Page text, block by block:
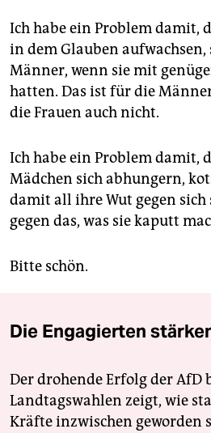
Ich habe ein Problem damit,
in dem Glauben
Männer, wenn sie mit
hatten. Das ist für die
die Frauen auch nicht.
Ich habe ein Problem damit,
Mädchen sich abhungern,
damit all ihre Wut gegen
gegen das, was sie kaputt
Bitte schön.
Die Engagierten
Der drohende Erfolg der AfD
Landtagswahlen zeigt, wie
Kräfte inzwischen geworden